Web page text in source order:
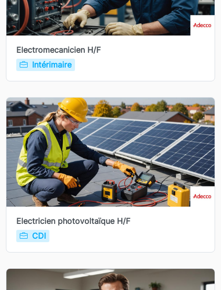
Electromecanicien H/F
Intérimaire
Electricien photovoltaïque H/F
CDI